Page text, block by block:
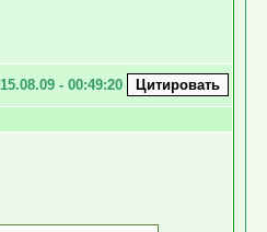
15.08.09 - 00:49:20